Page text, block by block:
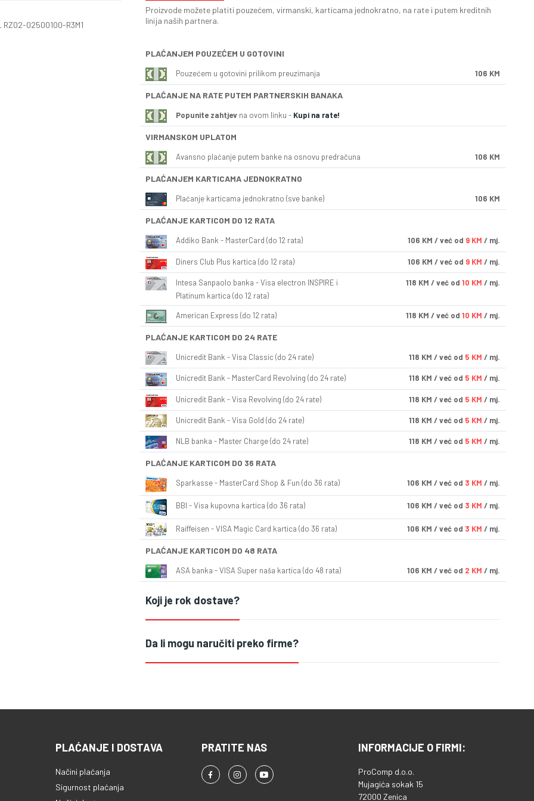
02500100-R3M1
Proizvode možete platiti pouzećem, virmanski, karticama jednokratno, na rate i putem kreditnih
linija naših partnera.
PLAĆANJEM POUZEĆEM U GOTOVINI
Pouzećem u gotovini prilikom preuzimanja 106 KM
PLAĆANJE NA RATE PUTEM PARTNERSKIH BANAKA
Popunite zahtjev na ovom linku - Kupi na rate!
VIRMANSKOM UPLATOM
Avansno plaćanje putem banke na osnovu predračuna 106 KM
PLAĆANJEM KARTICAMA JEDNOKRATNO
Plaćanje karticama jednokratno (sve banke) 106 KM
PLAĆANJE KARTICOM DO 12 RATA
Addiko Bank - MasterCard (do 12 rata) 106 KM / već od 9 KM / mj.
Diners Club Plus kartica (do 12 rata) 106 KM / već od 9 KM / mj.
Intesa Sanpaolo banka - Visa electron INSPIRE i
Platinum kartica (do 12 rata)
118 KM / već od 10 KM / mj.
American Express (do 12 rata) 118 KM / već od 10 KM / mj.
PLAĆANJE KARTICOM DO 24 RATE
Unicredit Bank - Visa Classic (do 24 rate) 118 KM / već od 5 KM / mj.
Unicredit Bank - MasterCard Revolving (do 24 rate) 118 KM / već od 5 KM / mj.
Unicredit Bank - Visa Revolving (do 24 rate) 118 KM / već od 5 KM / mj.
Unicredit Bank - Visa Gold (do 24 rate) 118 KM / već od 5 KM / mj.
NLB banka - Master Charge (do 24 rate) 118 KM / već od 5 KM / mj.
PLAĆANJE KARTICOM DO 36 RATA
Sparkasse - MasterCard Shop & Fun (do 36 rata) 106 KM / već od 3 KM / mj.
BBI - Visa kupovna kartica (do 36 rata) 106 KM / već od 3 KM / mj.
Raiffeisen - VISA Magic Card kartica (do 36 rata) 106 KM / već od 3 KM / mj.
PLAĆANJE KARTICOM DO 48 RATA
ASA banka - VISA Super naša kartica (do 48 rata) 106 KM / već od 2 KM / mj.
Koji je rok dostave?
Da li mogu naručiti preko firme?
PLAĆANJE I DOSTAVA
Načini plaćanja
Sigurnost plaćanja
PRATITE NAS INFORMACIJE O FIRMI:
ProComp d.o.o.
Mujagića sokak 15
72000 Zenica